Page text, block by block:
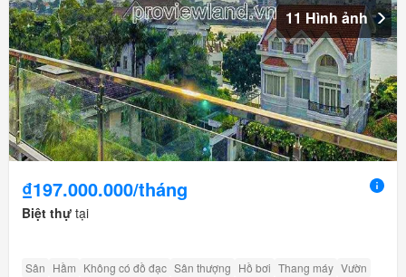
11 Hình ảnh
₫197.000.000/tháng
Biệt thự tại
Sân Hầm Không có đồ đạc Sân thượng Hồ bơi Thang máy Vườn